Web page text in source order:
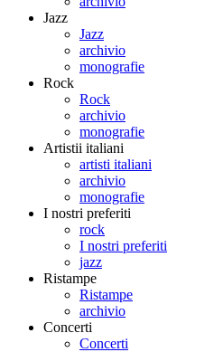
Jazz
Jazz
archivio
monografie
Rock
Rock
archivio
monografie
Artistii italiani
artisti italiani
archivio
monografie
I nostri preferiti
rock
I nostri preferiti
jazz
Ristampe
Ristampe
archivio
Concerti
Concerti